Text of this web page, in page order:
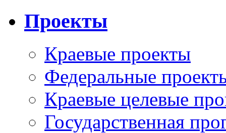
Проекты
Краевые проекты
Федеральные
Краевые целевые
Государственная